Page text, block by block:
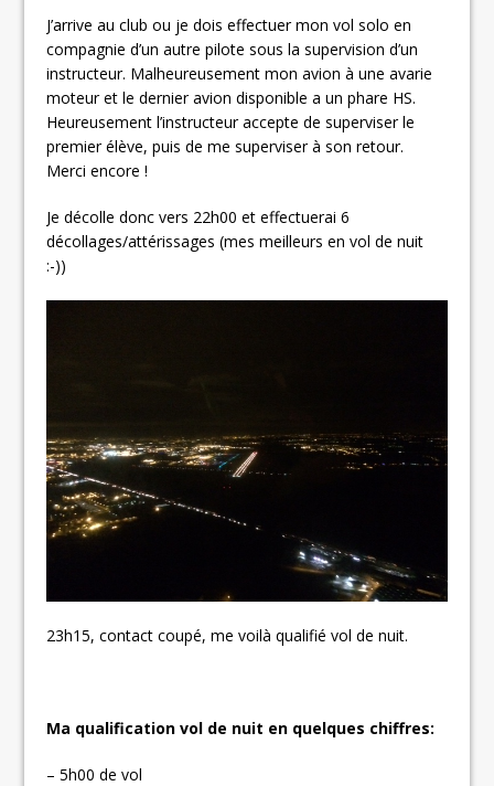
J’arrive au club ou je dois effectuer mon vol solo en
compagnie d’un autre pilote sous la supervision d’un
instructeur. Malheureusement mon avion à une avarie
moteur et le dernier avion disponible a un phare HS.
Heureusement l’instructeur accepte de superviser le
premier élève, puis de me superviser à son retour.
Merci encore !
Je décolle donc vers 22h00 et effectuerai 6
décollages/attérissages (mes meilleurs en vol de nuit
:-))
23h15, contact coupé, me voilà qualifié vol de nuit.
Ma qualification vol de nuit en quelques chiffres:
– 5h00 de vol